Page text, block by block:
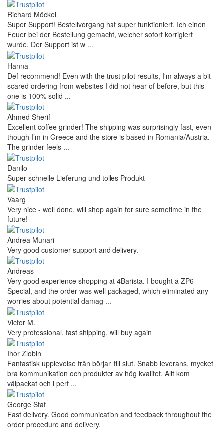
Richard Möckel
Super Support! Bestellvorgang hat super funktioniert. Ich einen
Feuer bei der Bestellung gemacht, welcher sofort korrigiert
wurde. Der Support ist w ...
Hanna
Def recommend! Even with the trust pilot results, I'm always a bit
scared ordering from websites I did not hear of before, but this
one is 100% solid ...
Ahmed Sherif
Excellent coffee grinder! The shipping was surprisingly fast, even
though I’m in Greece and the store is based in Romania/Austria.
The grinder feels ...
Danilo
Super schnelle Lieferung und tolles Produkt
Vaarg
Very nice - well done, will shop again for sure sometime in the
future!
Andrea Munari
Very good customer support and delivery.
Andreas
Very good experience shopping at 4Barista. I bought a ZP6
Special, and the order was well packaged, which eliminated any
worries about potential damag ...
Victor M.
Very professional, fast shipping, will buy again
Ihor Zlobin
Fantastisk upplevelse från början till slut. Snabb leverans, mycket
bra kommunikation och produkter av hög kvalitet. Allt kom
välpackat och i perf ...
George Staf
Fast delivery. Good communication and feedback throughout the
order procedure and delivery.